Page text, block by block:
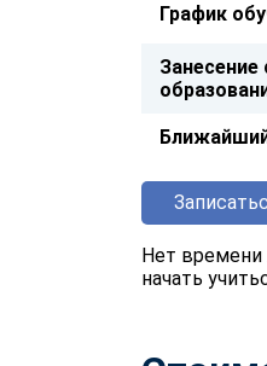
График
Занесение
Нет времени
начать